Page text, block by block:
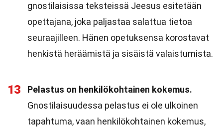
gnostilaisissa teksteissä Jeesus esitetään
opettajana, joka paljastaa salattua tietoa
seuraajilleen. Hänen opetuksensa korostavat
henkistä heräämistä ja sisäistä valaistumista.
13
Pelastus on henkilökohtainen kokemus.
Gnostilaisuudessa pelastus ei ole ulkoinen
tapahtuma, vaan henkilökohtainen kokemus,